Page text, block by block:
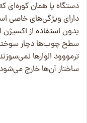
دستگاه یا همان کوره‌ای
دارای ویژگی‌های خاصی
بدون استفاده از
سطح چوب‌ها دچار
ترمووود الوارها
ساختار آن‌ها خارج